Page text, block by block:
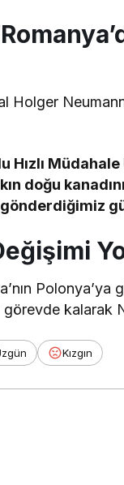
Holger
doğu
Polonya’ya
görevde kalarak
Kızgın